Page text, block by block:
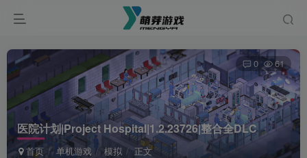
医院计划|Project Hospital|1.2.23726|整合全DLC
首页 单机游戏 模拟 正文
0 61